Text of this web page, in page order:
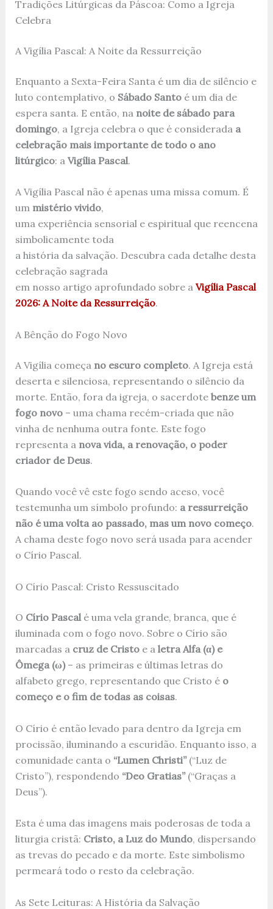
Tradições Litúrgicas da Páscoa: Como a Igreja
Celebra
A Vigília Pascal: A Noite da Ressurreição
Enquanto a Sexta-Feira Santa é um dia de silêncio e
luto contemplativo, o Sábado Santoé um dia de
espera santa. E então, na noite de sábado para
domingo, a Igreja celebra o que é considerada a
celebração mais importante de todo o ano
litúrgico: a Vigília Pascal.
A Vigília Pascal não é apenas uma missa comum. É
um mistério vivido,
uma experiência sensorial e espiritual que reencena
simbolicamente toda
a história da salvação. Descubra cada detalhe desta
celebração sagrada
em nosso artigo aprofundado sobre a Vigília Pascal
2026: A Noite da Ressurreição.
A Bênção do Fogo Novo
A Vigília começa no escuro completo. A Igreja está
deserta e silenciosa, representando o silêncio da
morte. Então, fora da igreja, o sacerdote benze um
fogo novo– uma chama recém-criada que não
vinha de nenhuma outra fonte. Este fogo
representa a nova vida, a renovação, o poder
criador de Deus.
Quando você vê este fogo sendo aceso, você
testemunha um símbolo profundo: a ressurreição
não é uma volta ao passado, mas um novo começo.
A chama deste fogo novo será usada para acender
o Círio Pascal.
O Círio Pascal: Cristo Ressuscitado
O Círio Pascalé uma vela grande, branca, que é
iluminada com o fogo novo. Sobre o Círio são
marcadas a cruz de Cristoe a letra Alfa (α) e
Ômega (ω)– as primeiras e últimas letras do
alfabeto grego, representando que Cristo é o
começo e o fim de todas as coisas.
O Círio é então levado para dentro da Igreja em
procissão, iluminando a escuridão. Enquanto isso, a
comunidade canta o “Lumen Christi”(“Luz de
Cristo”), respondendo “Deo Gratias”(“Graças a
Deus”).
Esta é uma das imagens mais poderosas de toda a
liturgia cristã: Cristo, a Luz do Mundo, dispersando
as trevas do pecado e da morte. Este simbolismo
permeará todo o resto da celebração.
As Sete Leituras: A História da Salvação